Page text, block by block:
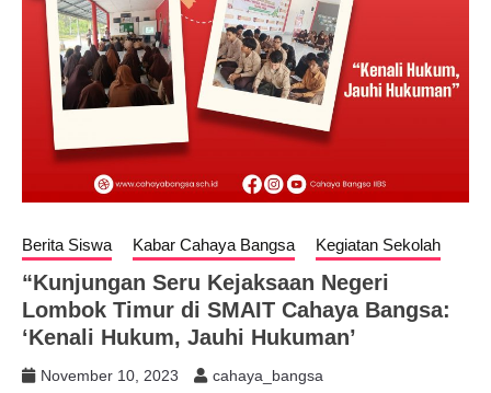
Berita Siswa Kabar Cahaya Bangsa Kegiatan Sekolah
“Kunjungan Seru Kejaksaan Negeri
Lombok Timur di SMAIT Cahaya Bangsa:
‘Kenali Hukum, Jauhi Hukuman’
November 10, 2023 cahaya_bangsa